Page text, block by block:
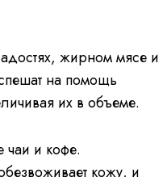
жирном мясе и
на помощь
их в объеме.
чаи и кофе.
кожу, и